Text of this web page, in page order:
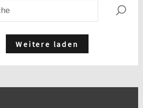
Weitere laden